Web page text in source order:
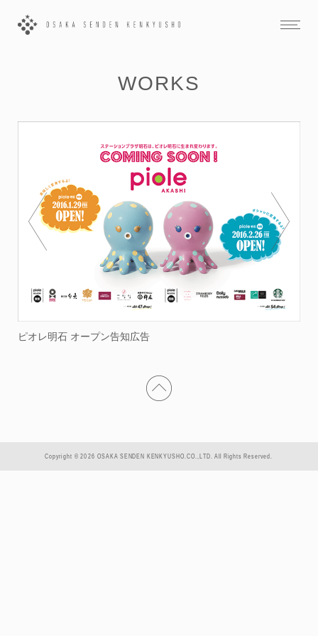
WORKS
ピオレ明石 オープン告知広告
Copyright © 2026 OSAKA SENDEN KENKYUSHO.CO.,LTD. All Rights Reserved.